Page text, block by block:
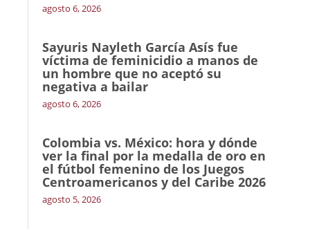
agosto 6, 2026
Sayuris Nayleth García Asís fue
víctima de feminicidio a manos de
un hombre que no aceptó su
negativa a bailar
agosto 6, 2026
Colombia vs. México: hora y dónde
ver la final por la medalla de oro en
el fútbol femenino de los Juegos
Centroamericanos y del Caribe 2026
agosto 5, 2026